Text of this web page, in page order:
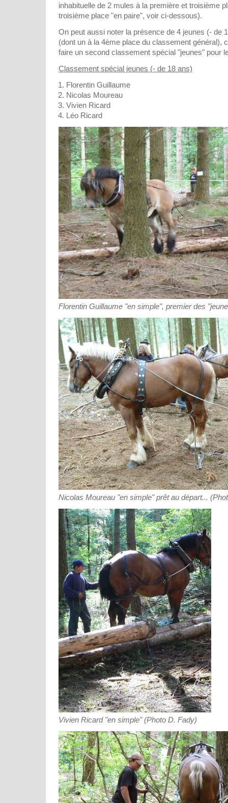
inhabituelle de 2 mules à la première et troisième
troisième place "en paire", voir ci-dessous).
On peut aussi noter la présence de 4 jeunes (- de
(dont un à la 4ème place du classement général),
faire un second classement spécial "jeunes" pour
Classement spécial jeunes (- de 18 ans)
Florentin Guillaume
Nicolas Moureau
Vivien Ricard
Léo Ricard
Florentin Guillaume "en simple", premier des
Nicolas Moureau "en simple" prêt au départ...
Vivien Ricard "en simple" (Photo D. Fady)